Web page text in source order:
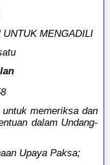
MENGADILI
memeriksa dan
dalam Undang-
Upaya Paksa;